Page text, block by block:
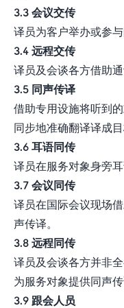
3.3 会议交传
译员为客户举办或参
3.4 远程交传
译员及会谈各方借助
3.5 同声传译
借助专用设施将听到
同步地准确翻译译成目
3.6 耳语同传
译员在服务对象身旁
3.7 会议同传
译员在国际会议现场
声传译。
3.8 远程同传
译员及会谈各方并非
为服务对象提供同声传
3.9 跟会人员